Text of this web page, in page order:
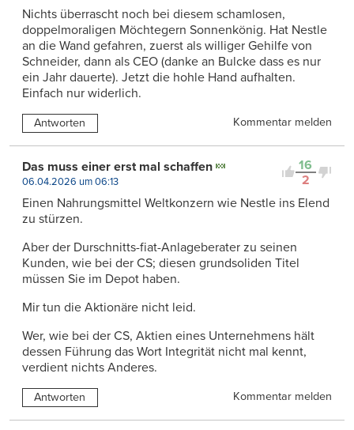
Nichts überrascht noch bei diesem schamlosen,
doppelmoraligen Möchtegern Sonnenkönig. Hat Nestle
an die Wand gefahren, zuerst als williger Gehilfe von
Schneider, dann als CEO (danke an Bulcke dass es nur
ein Jahr dauerte). Jetzt die hohle Hand aufhalten.
Einfach nur widerlich.
Antworten Kommentar melden
16
2
Das muss einer erst mal schaffen
06.04.2026 um 06:13
Einen Nahrungsmittel Weltkonzern wie Nestle ins Elend
zu stürzen.
Aber der Durschnitts-fiat-Anlageberater zu seinen
Kunden, wie bei der CS; diesen grundsoliden Titel
müssen Sie im Depot haben.
Mir tun die Aktionäre nicht leid.
Wer, wie bei der CS, Aktien eines Unternehmens hält
dessen Führung das Wort Integrität nicht mal kennt,
verdient nichts Anderes.
Antworten Kommentar melden